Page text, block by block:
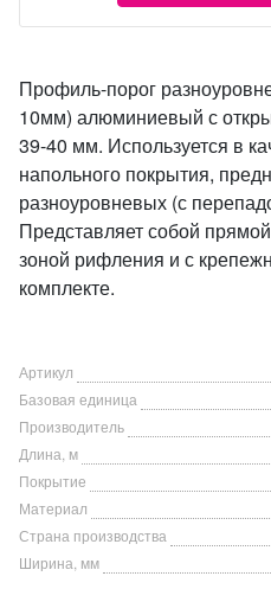
Профиль-порог
10мм) алюминиевый с
39-40 мм. Используется в
напольного покрытия,
разноуровневых (с
Представляет собой
зоной рифления и с
комплекте.
Артикул
Базовая единица
Производитель
Длина, м
Покрытие
Материал
Страна производства
Ширина, мм